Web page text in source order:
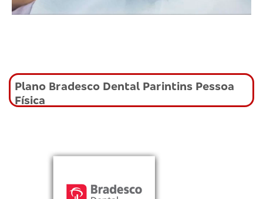
Plano Bradesco Dental Parintins Pessoa
Física